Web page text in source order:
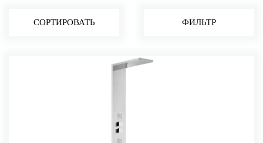
СОРТИРОВАТЬ ФИЛЬТР